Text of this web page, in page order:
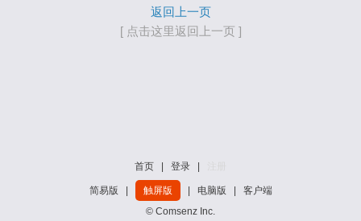
返回上一页
[ 点击这里返回上一页 ]
首页 登录
简易版 触屏版 电脑版
客户端
© Comsenz Inc.